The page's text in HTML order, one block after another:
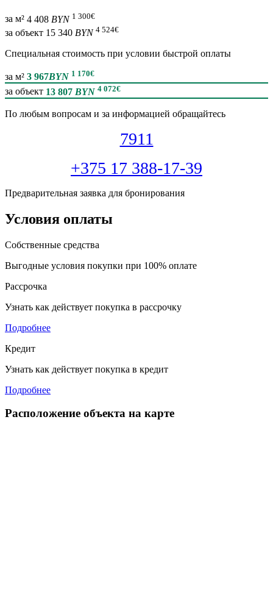
за м² 4 408 BYN 1 300€
за объект 15 340 BYN 4 524€
Специальная cтоимость при условии быстрой оплаты
за м² 3 967BYN 1 170€
за объект 13 807 BYN 4 072€
По любым вопросам и за информацией обращайтесь
7911
+375 17 388-17-39
Предварительная заявка для бронирования
Условия оплаты
Собственные средства
Выгодные условия покупки при 100% оплате
Рассрочка
Узнать как действует покупка в рассрочку
Подробнее
Кредит
Узнать как действует покупка в кредит
Подробнее
Расположение объекта на карте